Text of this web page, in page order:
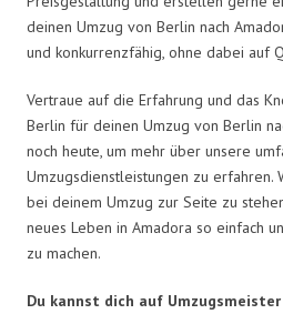
deinen Umzug von Berlin nach
und konkurrenzfähig, ohne dabei auf
Vertraue auf die Erfahrung und das
Berlin für deinen Umzug von Berlin
noch heute, um mehr über unsere
Umzugsdienstleistungen zu erfahren.
bei deinem Umzug zur Seite zu
neues Leben in Amadora so einfach
zu machen.
Du kannst dich auf